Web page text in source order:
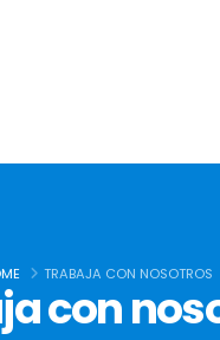
TRABAJA CON NOSOTROS
con